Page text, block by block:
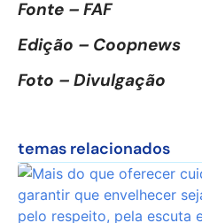
Fonte – FAF
Edição – Coopnews
Foto – Divulgação
temas relacionados